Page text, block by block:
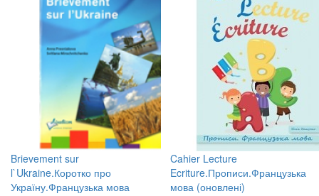
Brievement sur
l`Ukraine.Коротко про
Україну.Французька мова
Cahier Lecture
Ecriture.Прописи.Французька
мова (оновлені)